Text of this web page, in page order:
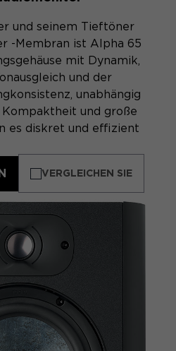
und seinem Tieftöner
-Membran ist Alpha 65
mit Dynamik,
und der
unabhängig
und große
es diskret und effizient
VERGLEICHEN SIE